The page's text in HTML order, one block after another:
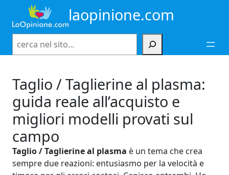
contenuto
laopinione.com
Taglio / Taglierine al plasma:
guida reale all’acquisto e
migliori modelli provati sul
campo
Taglio / Taglierine al plasma è un tema che crea
sempre due reazioni: entusiasmo per la velocità e